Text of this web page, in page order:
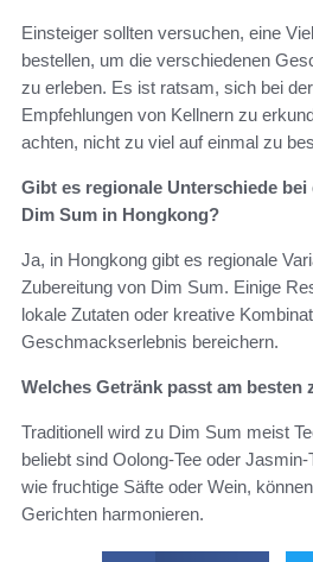
Einsteiger sollten versuchen, eine
bestellen, um die verschiedenen
zu erleben. Es ist ratsam, sich bei
Empfehlungen von Kellnern zu
achten, nicht zu viel auf einmal zu
Gibt es regionale Unterschiede
Dim Sum in Hongkong?
Ja, in Hongkong gibt es regionale
Zubereitung von Dim Sum. Einige
lokale Zutaten oder kreative
Geschmackserlebnis bereichern.
Welches Getränk passt am besten
Traditionell wird zu Dim Sum meist
beliebt sind Oolong-Tee oder
wie fruchtige Säfte oder Wein,
Gerichten harmonieren.